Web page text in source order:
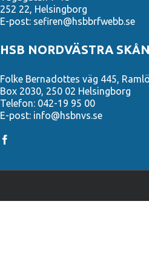
252 22, Helsingborg
E-post: sefiren@hsbbrfwebb.se
HSB NORDVÄSTRA
Folke Bernadottes väg 445,
Box 2030, 250 02 Helsingborg
Telefon: 042-19 95 00
E-post: info@hsbnvs.se